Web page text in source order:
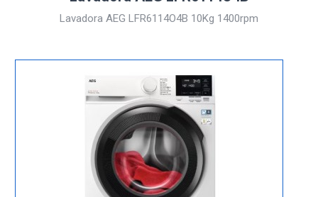
Lavadora AEG LFR6114O4B 10Kg 1400rpm